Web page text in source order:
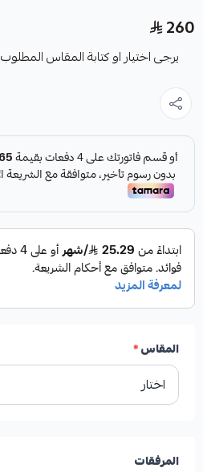
260
يرجى اختيار او كتابة المقاس المطلوب
المقاس*
المرفقات